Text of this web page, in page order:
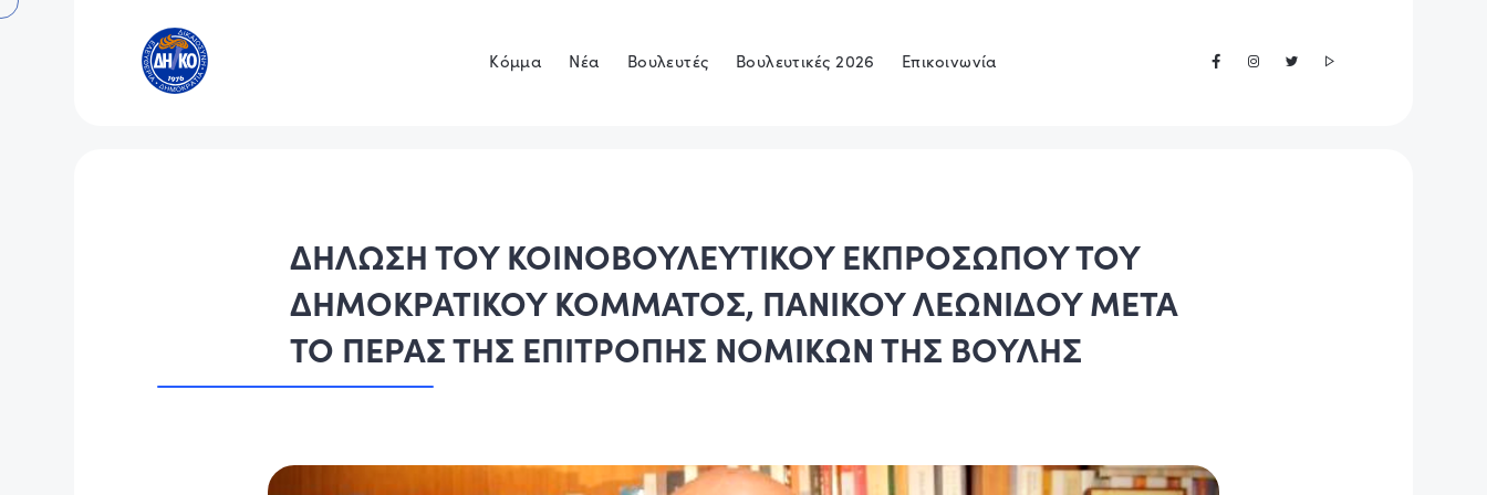
Κόμμα Νέα Βουλευτές Βουλευτικές 2026 Επικοινωνία
ΔΗΛΩΣΗ ΤΟΥ ΚΟΙΝΟΒΟΥΛΕΥΤΙΚΟΥ ΕΚΠΡΟΣΩΠΟΥ ΤΟΥ
ΔΗΜΟΚΡΑΤΙΚΟΥ ΚΟΜΜΑΤΟΣ, ΠΑΝΙΚΟΥ ΛΕΩΝΙΔΟΥ ΜΕΤΑ
ΤΟ ΠΕΡΑΣ ΤΗΣ ΕΠΙΤΡΟΠΗΣ ΝΟΜΙΚΩΝ ΤΗΣ ΒΟΥΛΗΣ